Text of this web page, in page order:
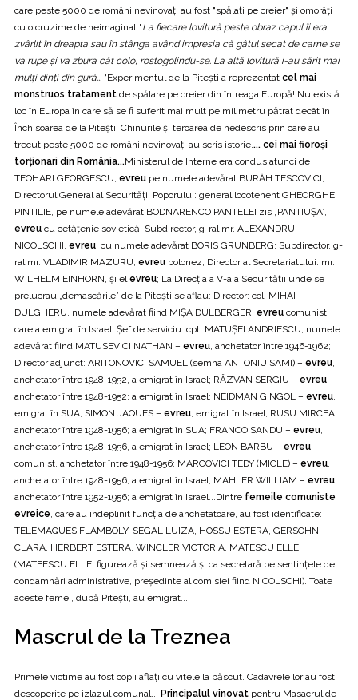
care peste 5000 de români nevinovați au fost "spălați pe creier" și omorâți
cu o cruzime de neimaginat:"La fiecare lovitură peste obraz capul îi era
zvârlit în dreapta sau în stânga având impresia că gâtul secat de carne se
va rupe şi va zbura cât colo, rostogolindu-se. La altă lovitură i-au sărit mai
mulţi dinţi din gură... "Experimentul de la Pitești a reprezentat cel mai
monstruos tratament de spălare pe creier din întreaga Europă! Nu există
loc în Europa în care să se fi suferit mai mult pe milimetru pătrat decât în
Închisoarea de la Pitești! Chinurile și teroarea de nedescris prin care au
trecut peste 5000 de români nevinovați au scris istorie. ... cei mai fioroşi
torţionari din România...Ministerul de Interne era condus atunci de
TEOHARI GEORGESCU, evreu pe numele adevărat BURĂH TESCOVICI;
Directorul General al Securităţii Poporului: general locotenent GHEORGHE
PINTILIE, pe numele adevărat BODNARENCO PANTELEI zis „PANTIUŞA”,
evreu cu cetăţenie sovietică; Subdirector, g-ral mr. ALEXANDRU
NICOLSCHI, evreu , cu numele adevărat BORIS GRUNBERG; Subdirector, g-
ral mr. VLADIMIR MAZURU, evreu polonez; Director al Secretariatului: mr.
WILHELM EINHORN, şi el evreu; La Direcţia a V-a a Securităţii unde se
prelucrau „demascările” de la Piteşti se aflau: Director: col. MIHAI
DULGHERU, numele adevărat fiind MIŞA DULBERGER, evreu comunist
care a emigrat în Israel; Şef de serviciu: cpt. MATUŞEI ANDRIESCU, numele
adevărat fiind MATUSEVICI NATHAN – evreu , anchetator între 1946-1962;
Director adjunct: ARITONOVICI SAMUEL (semna ANTONIU SAMI) – evreu
anchetator între 1948-1952, a emigrat în Israel; RĂZVAN SERGIU – evreu
anchetator între 1948-1952; a emigrat în Israel; NEIDMAN GINGOL – evreu
emigrat în SUA; SIMON JAQUES – evreu , emigrat în Israel; RUSU MIRCEA,
anchetator între 1948-1956; a emigrat în SUA; FRANCO SANDU – evreu
anchetator între 1948-1956, a emigrat în Israel; LEON BARBU – evreu
comunist, anchetator între 1948-1956; MARCOVICI TEDY (MICLE) – evreu
anchetator între 1948-1956; a emigrat în Israel; MAHLER WILLIAM – evreu
anchetator între 1952-1956; a emigrat în Israel...Dintre femeile comuniste
evreice , care au îndeplinit funcţia de anchetatoare, au fost identificate:
TELEMAQUES FLAMBOLY, SEGAL LUIZA, HOSSU ESTERA, GERSOHN
CLARA, HERBERT ESTERA, WINCLER VICTORIA, MATESCU ELLE
(MATEESCU ELLE, figurează şi semnează şi ca secretară pe sentinţele de
condamnări administrative, preşedinte al comisiei fiind NICOLSCHI). Toate
aceste femei, după Piteşti, au emigrat...
Mascrul de la Treznea
Primele victime au fost copii aflați cu vitele la păscut. Cadavrele lor au fost
descoperite pe izlazul comunal... Principalul vinovat pentru Masacrul de